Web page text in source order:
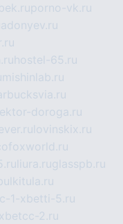
porno-vk.ru
adonyev.ru
hostel-65.ru
mishinlab.ru
doroga.ru
lovinskix.ru
liura.ruglasspb.ru
1-xbetti-5.ru
2.ru